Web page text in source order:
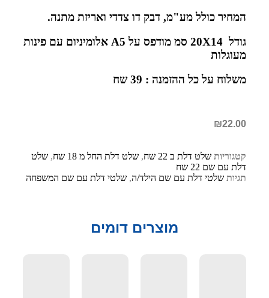
המחיר כולל מע"מ, דבק דו צדדי ואריזת מתנה.
גודל 20X14 סמ מודפס על A5 אלומיניום עם פינות
מעוגלות
משלוח על כל ההזמנה : 39 שח
₪22.00
קטגוריות שלט דלת ב 22 שח , שלט דלת החל מ 18 שח , שלט
דלת עם שם 22 שח
תגיות שלטי דלת עם שם הילד/ה, שלטי דלת עם שם המשפחה
מוצרים דומים